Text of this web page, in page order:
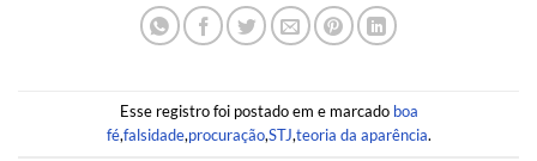
Esse registro foi postado em e marcado boa
fé,falsidade,procuração,STJ,teoria da aparência.